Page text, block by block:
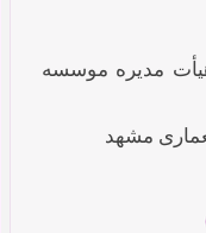
مدیره موسسه
مشهد